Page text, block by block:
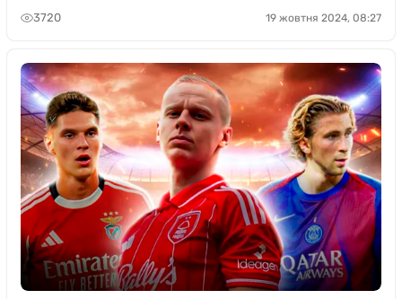
3720 19 жовтня 2024, 08:27